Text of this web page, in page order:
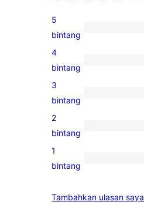
1
ulasan
5-
5
bintang
0
ulasan
4-
4
bintang
0
ulasan
3-
3
bintang
0
ulasan
2-
2
bintang
0
1-
1
bintang
Tambahkan ulasan saya